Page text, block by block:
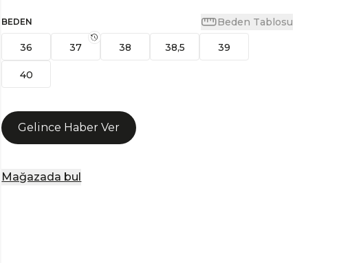
BEDEN Beden Tablosu
36 37 38 38,5 39
40
Gelince Haber Ver
Mağazada bul